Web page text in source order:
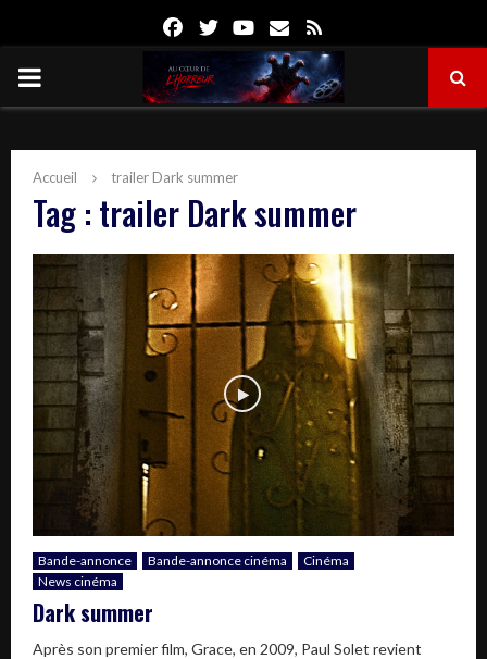
FacebookTwitterYoutube
Email
PRIMARY
Accueil trailer Dark summer
Tag : trailer Dark summer
Bande-annonce Bande-annonce cinéma
Cinéma
News cinéma
Dark summer
Après son premier film, Grace, en 2009, Paul Solet revient